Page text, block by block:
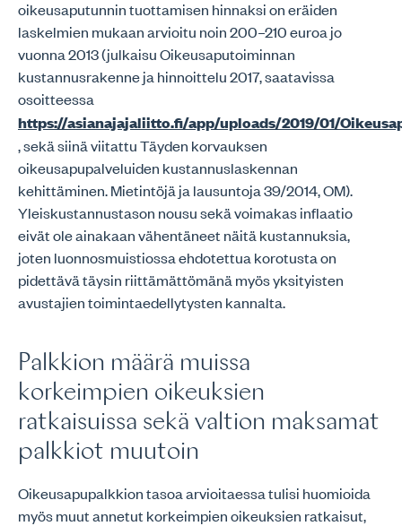
oikeusaputunnin tuottamisen hinnaksi on eräiden
laskelmien mukaan arvioitu noin 200–210 euroa jo
vuonna 2013 (julkaisu Oikeusaputoiminnan
kustannusrakenne ja hinnoittelu 2017, saatavissa
osoitteessa
https://asianajajaliitto.fi/app/uploads/2019/01/
, sekä siinä viitattu Täyden korvauksen
oikeusapupalveluiden kustannuslaskennan
kehittäminen. Mietintöjä ja lausuntoja 39/2014, OM).
Yleiskustannustason nousu sekä voimakas inflaatio
eivät ole ainakaan vähentäneet näitä kustannuksia,
joten luonnosmuistiossa ehdotettua korotusta on
pidettävä täysin riittämättömänä myös yksityisten
avustajien toimintaedellytysten kannalta.
Palkkion määrä muissa
korkeimpien oikeuksien
ratkaisuissa sekä valtion maksamat
palkkiot muutoin
Oikeusapupalkkion tasoa arvioitaessa tulisi huomioida
myös muut annetut korkeimpien oikeuksien ratkaisut,